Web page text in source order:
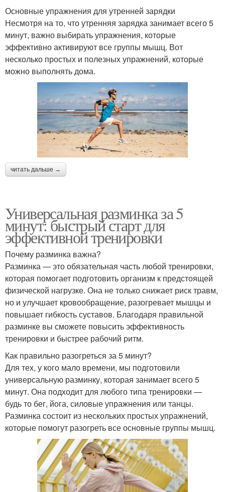
Основные упражнения для утренней зарядки
Несмотря на то, что утренняя зарядка занимает всего 5
минут, важно выбирать упражнения, которые
эффективно активируют все группы мышц. Вот
несколько простых и полезных упражнений, которые
можно выполнять дома.
читать дальше →
Универсальная разминка за 5
минут: быстрый старт для
эффективной тренировки
Почему разминка важна?
Разминка — это обязательная часть любой тренировки,
которая помогает подготовить организм к предстоящей
физической нагрузке. Она не только снижает риск травм,
но и улучшает кровообращение, разогревает мышцы и
повышает гибкость суставов. Благодаря правильной
разминке вы сможете повысить эффективность
тренировки и быстрее рабочий ритм.
Как правильно разогреться за 5 минут?
Для тех, у кого мало времени, мы подготовили
универсальную разминку, которая занимает всего 5
минут. Она подходит для любого типа тренировки —
будь то бег, йога, силовые упражнения или танцы.
Разминка состоит из нескольких простых упражнений,
которые помогут разогреть все основные группы мышц.